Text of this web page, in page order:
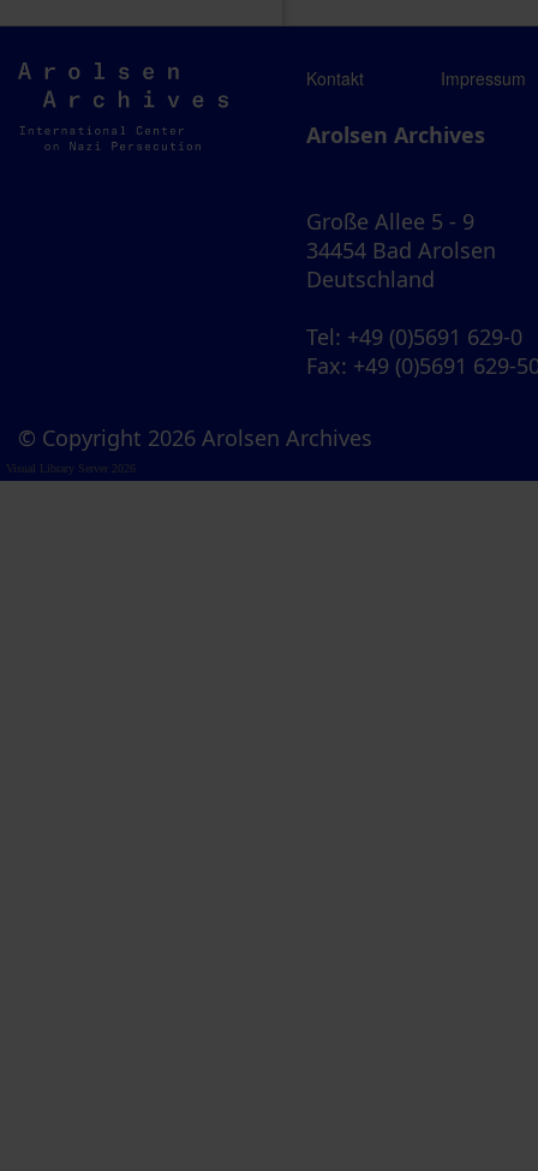
Arolsen
Archives
Kontakt Impressum
Arolsen Archives
Große Allee 5 - 9
34454 Bad Arolsen
Deutschland
Tel: +49 (0)5691 629-0
Fax: +49 (0)5691 629-
© Copyright 2026 Arolsen Archives
Visual Library Server 2026